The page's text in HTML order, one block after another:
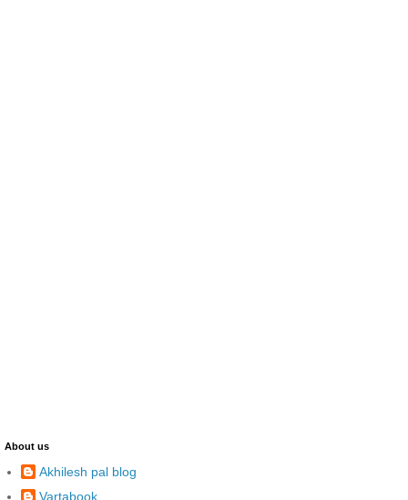
About us
Akhilesh pal blog
Vartabook